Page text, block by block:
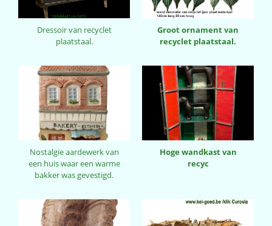
Dressoir van recyclet
plaatstaal.
Groot ornament van
recyclet plaatstaal.
Nostalgie aardewerk van
een huis waar een warme
bakker was gevestigd.
Hoge wandkast van
recyc